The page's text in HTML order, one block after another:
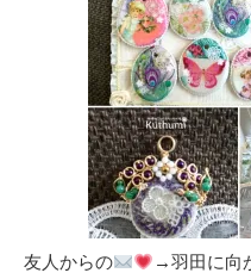
友人からの
→羽田に向